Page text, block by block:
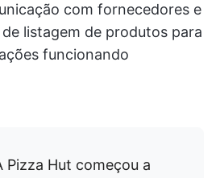
com fornecedores e
listagem de produtos para
funcionando
Pizza Hut começou a